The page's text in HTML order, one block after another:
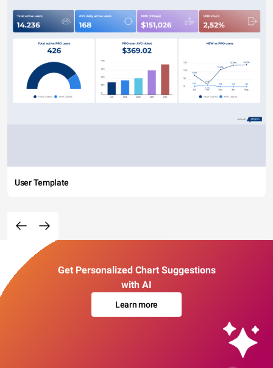
User Template
Get Personalized Chart Suggestions
with AI
Learn more